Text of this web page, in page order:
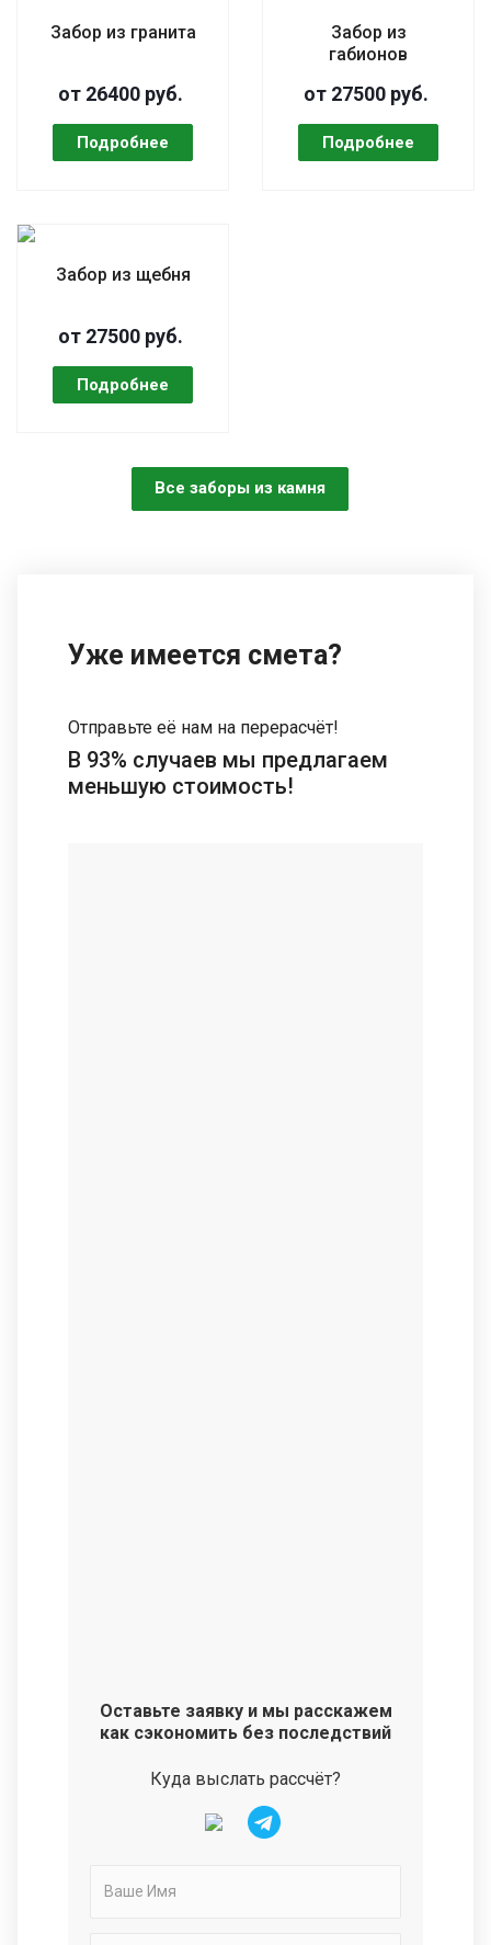
Забор из гранита
от 26400 руб.
Забор из
габионов
от 27500 руб.
Забор из щебня
от 27500 руб.
Все заборы из камня
Уже имеется смета?
Отправьте её нам на перерасчёт!
В 93% случаев мы предлагаем
меньшую стоимость!
Оставьте заявку и мы расскажем
как сэкономить без последствий
Куда выслать рассчёт?